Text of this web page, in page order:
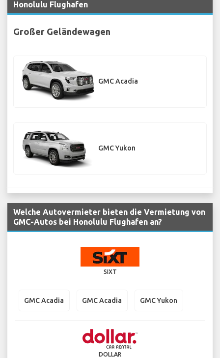
Honolulu Flughafen
Großer Geländewagen
GMC Acadia
GMC Yukon
Welche Autovermieter bieten die Vermietung von
GMC-Autos bei Honolulu Flughafen an?
SIXT
GMC Acadia GMC Acadia GMC Yukon
DOLLAR